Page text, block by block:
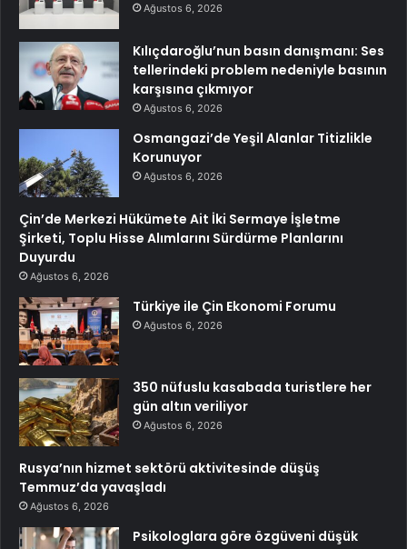
Ağustos 6, 2026
Kılıçdaroğlu’nun basın danışmanı: Ses
tellerindeki problem nedeniyle basının
karşısına çıkmıyor
Ağustos 6, 2026
Osmangazi’de Yeşil Alanlar Titizlikle
Korunuyor
Ağustos 6, 2026
Çin’de Merkezi Hükümete Ait İki Sermaye İşletme
Şirketi, Toplu Hisse Alımlarını Sürdürme Planlarını
Duyurdu
Ağustos 6, 2026
Türkiye ile Çin Ekonomi Forumu
Ağustos 6, 2026
350 nüfuslu kasabada turistlere her
gün altın veriliyor
Ağustos 6, 2026
Rusya’nın hizmet sektörü aktivitesinde düşüş
Temmuz’da yavaşladı
Ağustos 6, 2026
Psikologlara göre özgüveni düşük